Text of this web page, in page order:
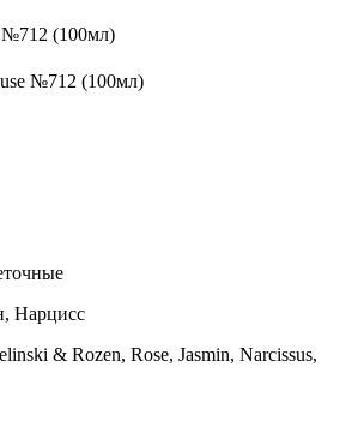
№712 (100мл)
Нарцисс
& Rozen, Rose, Jasmin, Narcissus,